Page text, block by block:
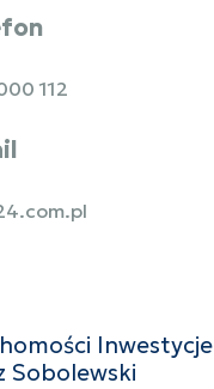
112
Inwestycje
Sobolewski